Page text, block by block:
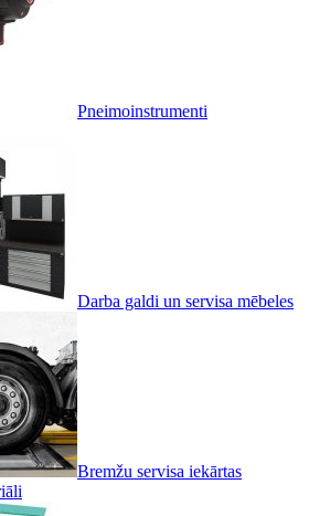
Pneimoinstrumenti
Darba galdi un servisa mēbeles
Bremžu servisa iekārtas